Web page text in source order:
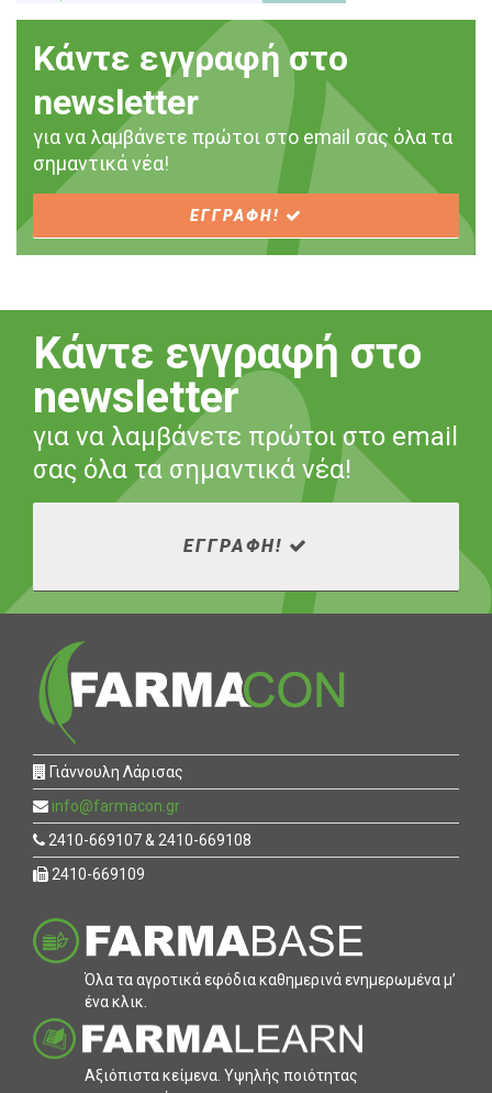
Κάντε εγγραφή στο
newsletter
για να λαμβάνετε πρώτοι στο email σας όλα τα
σημαντικά νέα!
ΕΓΓΡΑΦΗ!
Κάντε εγγραφή στο
newsletter
για να λαμβάνετε πρώτοι στο email
σας όλα τα σημαντικά νέα!
ΕΓΓΡΑΦΗ!
Γιάννουλη Λάρισας
info@farmacon.gr
2410-669107 & 2410-669108
2410-669109
Όλα τα αγροτικά εφόδια καθηµερινά ενηµερωµένα µ’
ένα κλικ.
Αξιόπιστα κείµενα. Υψηλής ποιότητας